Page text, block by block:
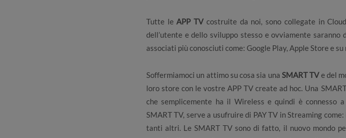
Tutte leAPP TVcostruite da noi, sono collegate in
dell’utente e dello sviluppo stesso e ovviamente
associati più conosciuti come: Google Play, Apple Store e
Soffermiamoci un attimo su cosa sia una SMART TVe del
loro store con le vostre APP TV create ad hoc. Una
che semplicemente ha il Wireless e quindi è connesso
SMART TV, serve a usufruire di PAY TV in Streaming
tanti altri. Le SMART TV sono di fatto, il nuovo mondo